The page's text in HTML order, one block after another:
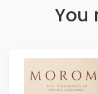
You